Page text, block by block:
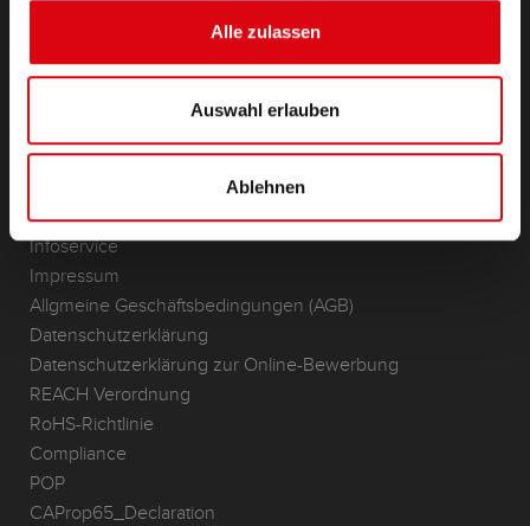
Alle zulassen
Auswahl erlauben
Ablehnen
(Semi-) Traktion & Standby
Anwendungsbereiche
Standorte & Kontakt
ANFRAGE
Infoservice
Impressum
Allgmeine Geschäftsbedingungen (AGB)
Datenschutzerklärung
Datenschutzerklärung zur Online-Bewerbung
REACH Verordnung
RoHS-Richtlinie
Compliance
POP
CAProp65_Declaration